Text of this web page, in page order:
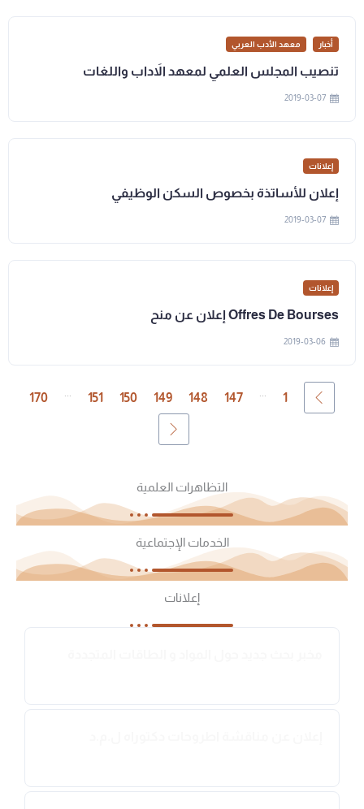
أخبار معهد الأدب العربي
تنصيب المجلس العلمي لمعهد الاَداب واللغات
2019-03-07
إعلانات
إعلان للأساتذة بخصوص السكن الوظيفي
2019-03-07
إعلانات
Offres De Bourses إعلان عن منح
2019-03-06
1
...
147
148
149
150
151
...
170
التظاهرات العلمية
الخدمات الإجتماعية
إعلانات